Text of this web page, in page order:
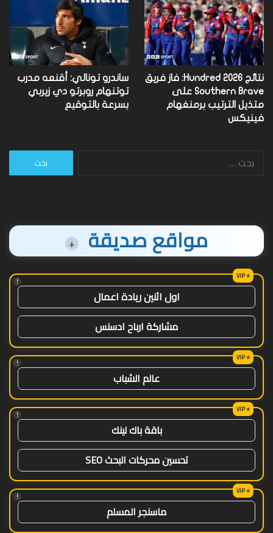
نتائج Hundred 2026: فاز فريق
Southern Brave على
متذيل الترتيب برمنغهام
فينيكس
ساندرو تونالي: أقنعه مدرب
توتنهام روبرتو دي زيربي
بسرعة بالتوقيع
البحث
مواقع صديقة +
!
اول اثنين ريادة اعمال
مشاركة ارباح ادسنس
!
عالم الشباب
!
باقة باك لينك
تحسين محركات البحث SEO
!
ماسنجر المسلم